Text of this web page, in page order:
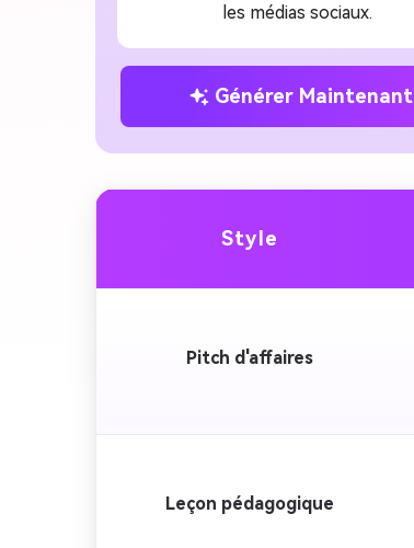
les médias sociaux.
Générer Maintenant
Style
Pitch d'affaires
Leçon pédagogique